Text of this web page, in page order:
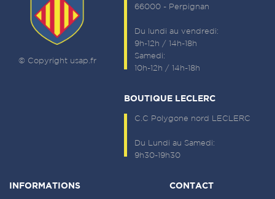
© Copyright usap.fr
66000 - Perpignan
Du lundi au vendredi:
9h-12h / 14h-18h
Samedi:
10h-12h / 14h-18h
BOUTIQUE LECLERC
C.C Polygone nord LECLERC
Du Lundi au Samedi:
9h30-19h30
INFORMATIONS CONTACT